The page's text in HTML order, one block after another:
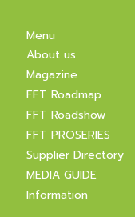
Menu
About us
Magazine
FFT Roadmap
FFT Roadshow
FFT PROSERIES
Supplier Directory
MEDIA GUIDE
Information